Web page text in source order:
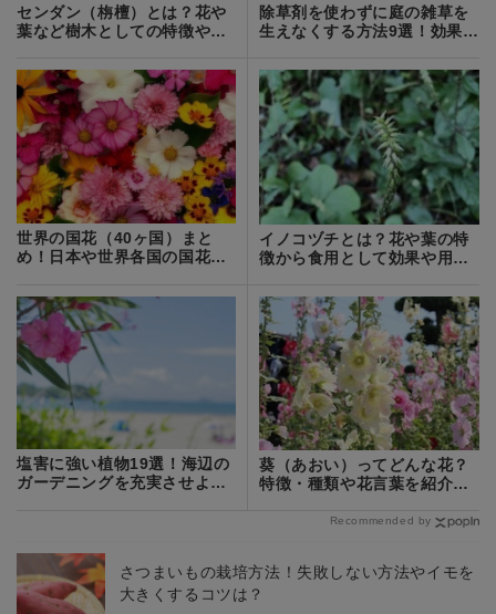
センダン（栴檀）とは？花や
葉など樹木としての特徴や育
除草剤を使わずに庭の雑草を
生えなくする方法9選！効果的
世界の国花（40ヶ国）まと
め！日本や世界各国の国花・
イノコヅチとは？花や葉の特
徴から食用として効果や用途
塩害に強い植物19選！海辺の
ガーデニングを充実させよ
葵（あおい）ってどんな花？
特徴・種類や花言葉を紹介！
Recommended by
さつまいもの栽培方法！失敗しない方法やイモを
大きくするコツは？